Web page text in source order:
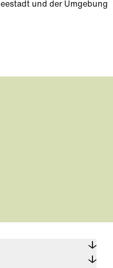
und der Umgebung